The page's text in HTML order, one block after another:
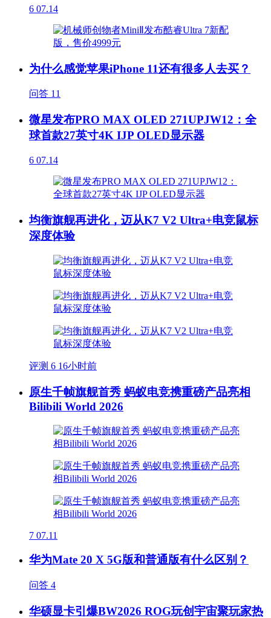
6 07.14
为什么感觉苹果iPhone 11还有很多人去买？
问答 11
微星发布PRO MAX OLED 271UPJW12：全
球首款27英寸4K IJP OLED显示器
6 07.14
均衡旗舰再进化，迈从K7 V2 Ultra+电竞鼠标
深度体验
评测 6 16小时前
原生千帧旗舰首秀 蚂蚁电竞携重磅产品亮相
Bilibili World 2026
7 07.11
华为Mate 20 X 5G版和普通版有什么区别？
问答 4
华硕显卡引爆BW2026 ROG玩创宇宙聚玩家热